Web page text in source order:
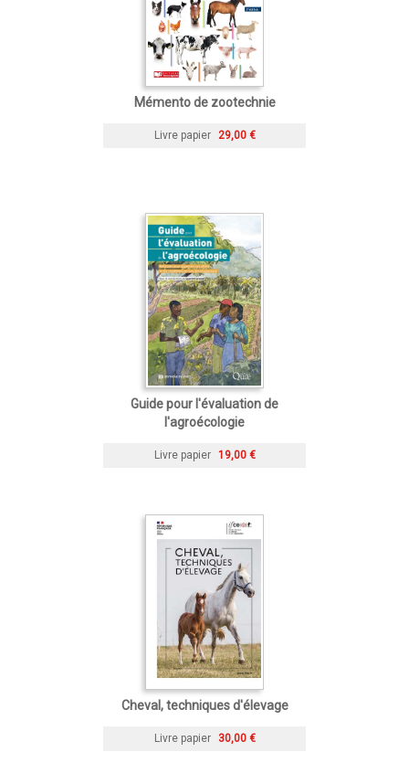
Mémento de zootechnie
Livre papier 29,00 €
Guide pour l'évaluation de
l'agroécologie
Livre papier 19,00 €
Cheval, techniques d'élevage
Livre papier 30,00 €